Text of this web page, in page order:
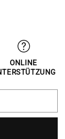
ONLINE